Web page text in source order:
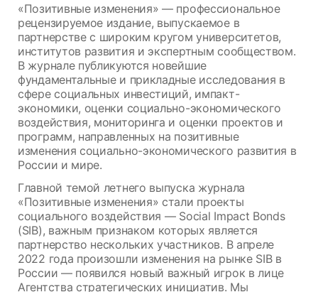
«Позитивные изменения» — профессиональное
рецензируемое издание, выпускаемое в
партнерстве с широким кругом университетов,
институтов развития и экспертным сообществом.
В журнале публикуются новейшие
фундаментальные и прикладные исследования в
сфере социальных инвестиций, импакт-
экономики, оценки социально-экономического
воздействия, мониторинга и оценки проектов и
программ, направленных на позитивные
изменения социально-экономического развития в
России и мире.
Главной темой летнего выпуска журнала
«Позитивные изменения» стали проекты
социального воздействия — Social Impact Bonds
(SIB), важным признаком которых является
партнерство нескольких участников. В апреле
2022 года произошли изменения на рынке SIB в
России — появился новый важный игрок в лице
Агентства стратегических инициатив. Мы